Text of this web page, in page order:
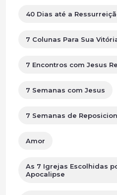
40 Dias até a
7 Colunas Para Sua
7 Encontros com Jesus
7 Semanas com Jesus
7 Semanas de
Amor
As 7 Igrejas Escolhidas
Apocalipse